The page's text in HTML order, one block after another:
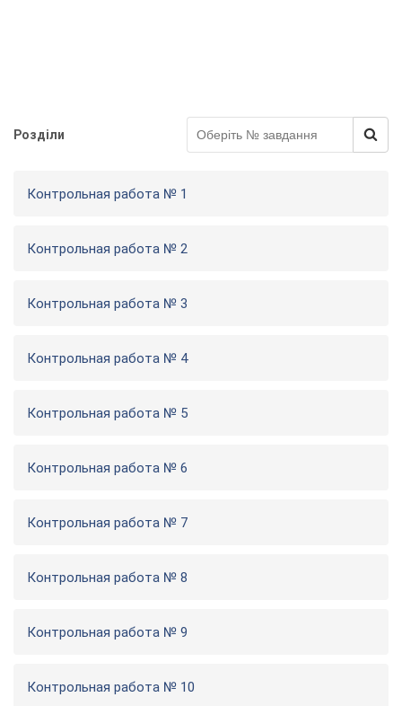
Розділи
Контрольная работа № 1
Контрольная работа № 2
Контрольная работа № 3
Контрольная работа № 4
Контрольная работа № 5
Контрольная работа № 6
Контрольная работа № 7
Контрольная работа № 8
Контрольная работа № 9
Контрольная работа № 10